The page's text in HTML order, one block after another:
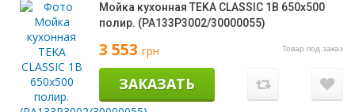
Мойка кухонная TEKA CLASSIC 1B 650х500
полир. (PA133P3002/30000055)
3 553 грн Товар под заказ
ЗАКАЗАТЬ